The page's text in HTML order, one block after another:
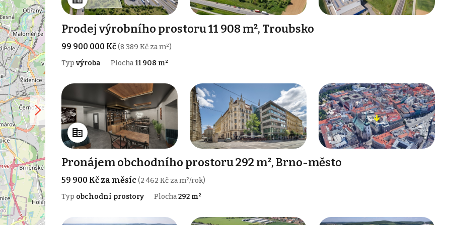
Prodej výrobního prostoru 11 908 m², Troubsko
99 900 000 Kč(8 389 Kč za m²)
Typ výroba Plocha11 908 m²
Pronájem obchodního prostoru 292 m², Brno-město
59 900 Kč za měsíc(2 462 Kč za m²/rok)
Typ obchodní prostory Plocha292 m²